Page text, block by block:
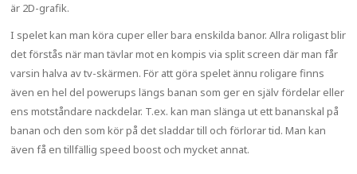
är 2D-grafik.
I spelet kan man köra cuper eller bara enskilda banor. Allra roligast blir
det förstås när man tävlar mot en kompis via split screen där man får
varsin halva av tv-skärmen. För att göra spelet ännu roligare finns
även en hel del powerups längs banan som ger en själv fördelar eller
ens motståndare nackdelar. T.ex. kan man slänga ut ett bananskal på
banan och den som kör på det sladdar till och förlorar tid. Man kan
även få en tillfällig speed boost och mycket annat.